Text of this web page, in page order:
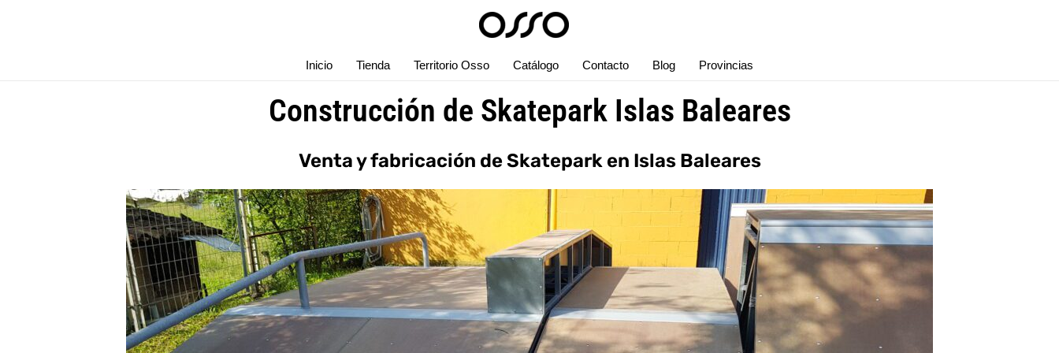
Inicio
Tienda Territorio Osso Catálogo Contacto Blog Provincias
Construcción de Skatepark Islas Baleares
Venta y fabricación de Skatepark en Islas Baleares